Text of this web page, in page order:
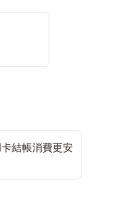
結帳消費更安